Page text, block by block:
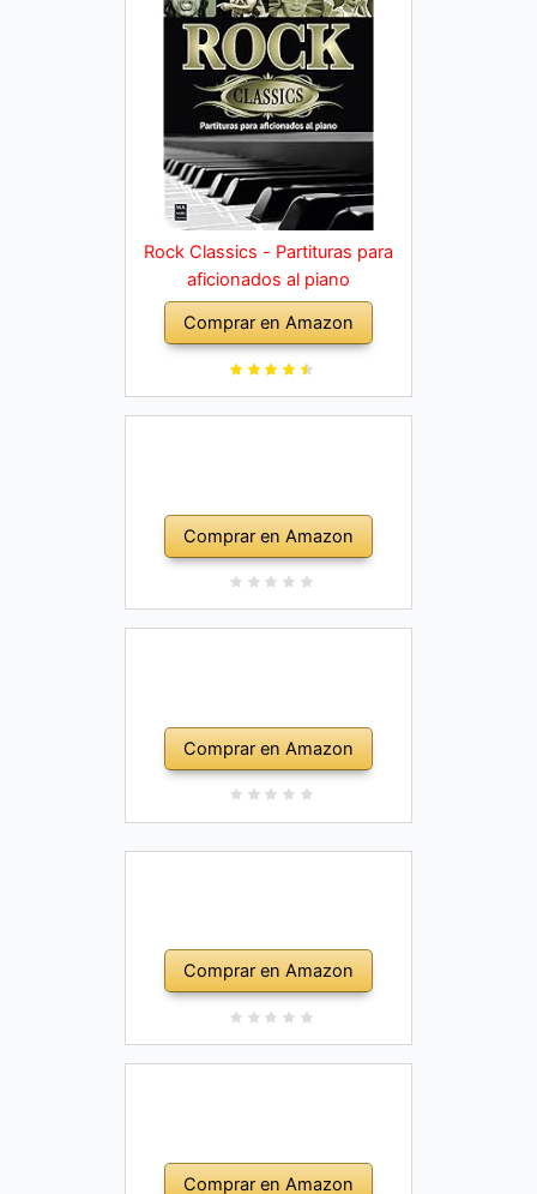
Rock Classics - Partituras para
aficionados al piano
Comprar en Amazon
Comprar en Amazon
Comprar en Amazon
Comprar en Amazon
Comprar en Amazon